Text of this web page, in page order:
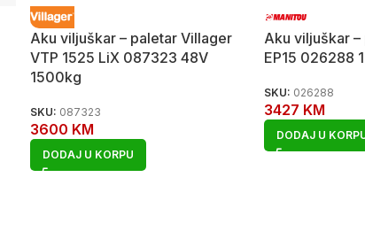
Aku viljuškar – paletar Villager
VTP 1525 LiX 087323 48V
1500kg
SKU: 087323
3600 KM
DODAJ U KORPU
Aku viljuškar
EP15 026288
SKU: 026288
3427 KM
DODAJ U